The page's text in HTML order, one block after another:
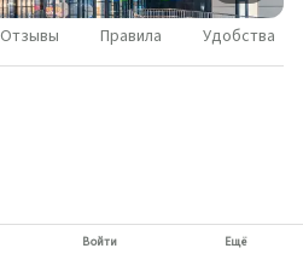
Отзывы Правила Удобства
Войти Ещё